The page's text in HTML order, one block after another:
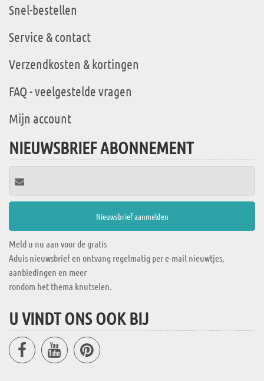
Snel-bestellen
Service & contact
Verzendkosten & kortingen
FAQ - veelgestelde vragen
Mijn account
NIEUWSBRIEF ABONNEMENT
Meld u nu aan voor de gratis
Aduis nieuwsbrief en ontvang regelmatig per e-mail nieuwtjes,
aanbiedingen en meer
rondom het thema knutselen.
U VINDT ONS OOK BIJ